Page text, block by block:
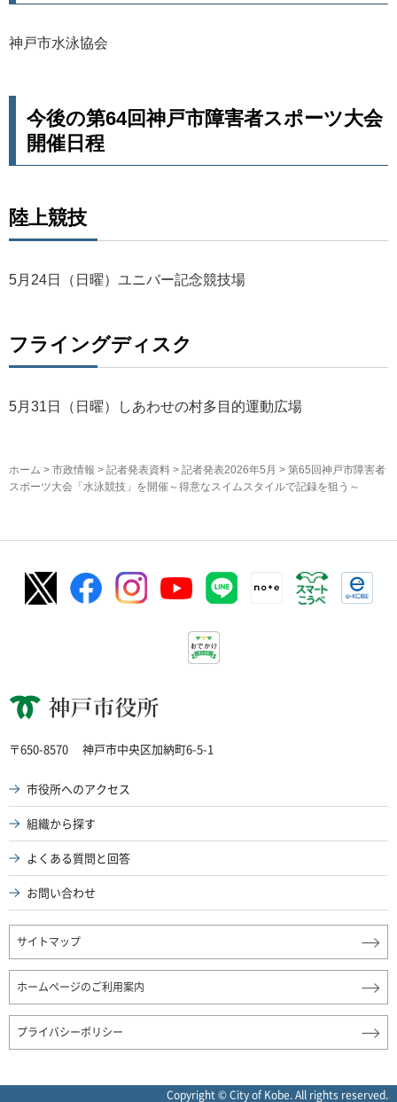
神戸市水泳協会
今後の第64回神戸市障害者スポーツ大会
開催日程
陸上競技
5月24日（日曜）ユニバー記念競技場
フライングディスク
5月31日（日曜）しあわせの村多目的運動広場
ホーム > 市政情報 > 記者発表資料 > 記者発表2026年5月 > 第65回神戸市障害者
スポーツ大会「水泳競技」を開催～得意なスイムスタイルで記録を狙う～
神戸市役所
〒650-8570 神戸市中央区加納町6-5-1
市役所へのアクセス
組織から探す
よくある質問と回答
お問い合わせ
サイトマップ
ホームページのご利用案内
プライバシーポリシー
Copyright © City of Kobe. All rights reserved.